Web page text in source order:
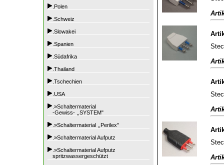
.Polen
.Schweiz
.Slowakei
.Spanien
.Südafrika
.Thailand
.Tschechien
.USA
.»Schaltermaterial
-Gewiss- ,,SYSTEM"
.»Schaltermaterial ,,Perilex"
.»Schaltermaterial Aufputz
.»Schaltermaterial Aufputz
spritzwassergeschützt